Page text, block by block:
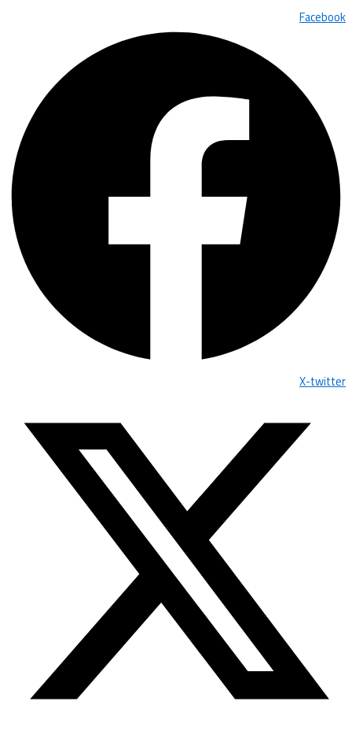
Facebook
X-twitter